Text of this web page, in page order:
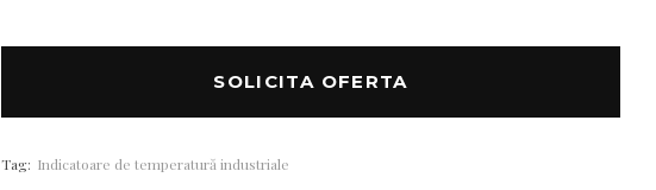
SOLICITA OFERTA
Tag: Indicatoare de temperatură industriale